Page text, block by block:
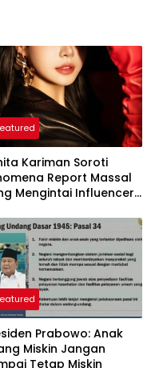
Kariman Soroti
Report Massal
Mengintai Influencer,
Perlu Diketahui
Prabowo: Anak
Miskin Jangan
Tetap Miskin